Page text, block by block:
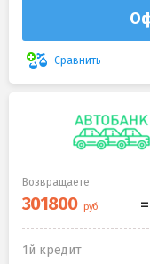
Сравнить
Возвращаете
1й кредит